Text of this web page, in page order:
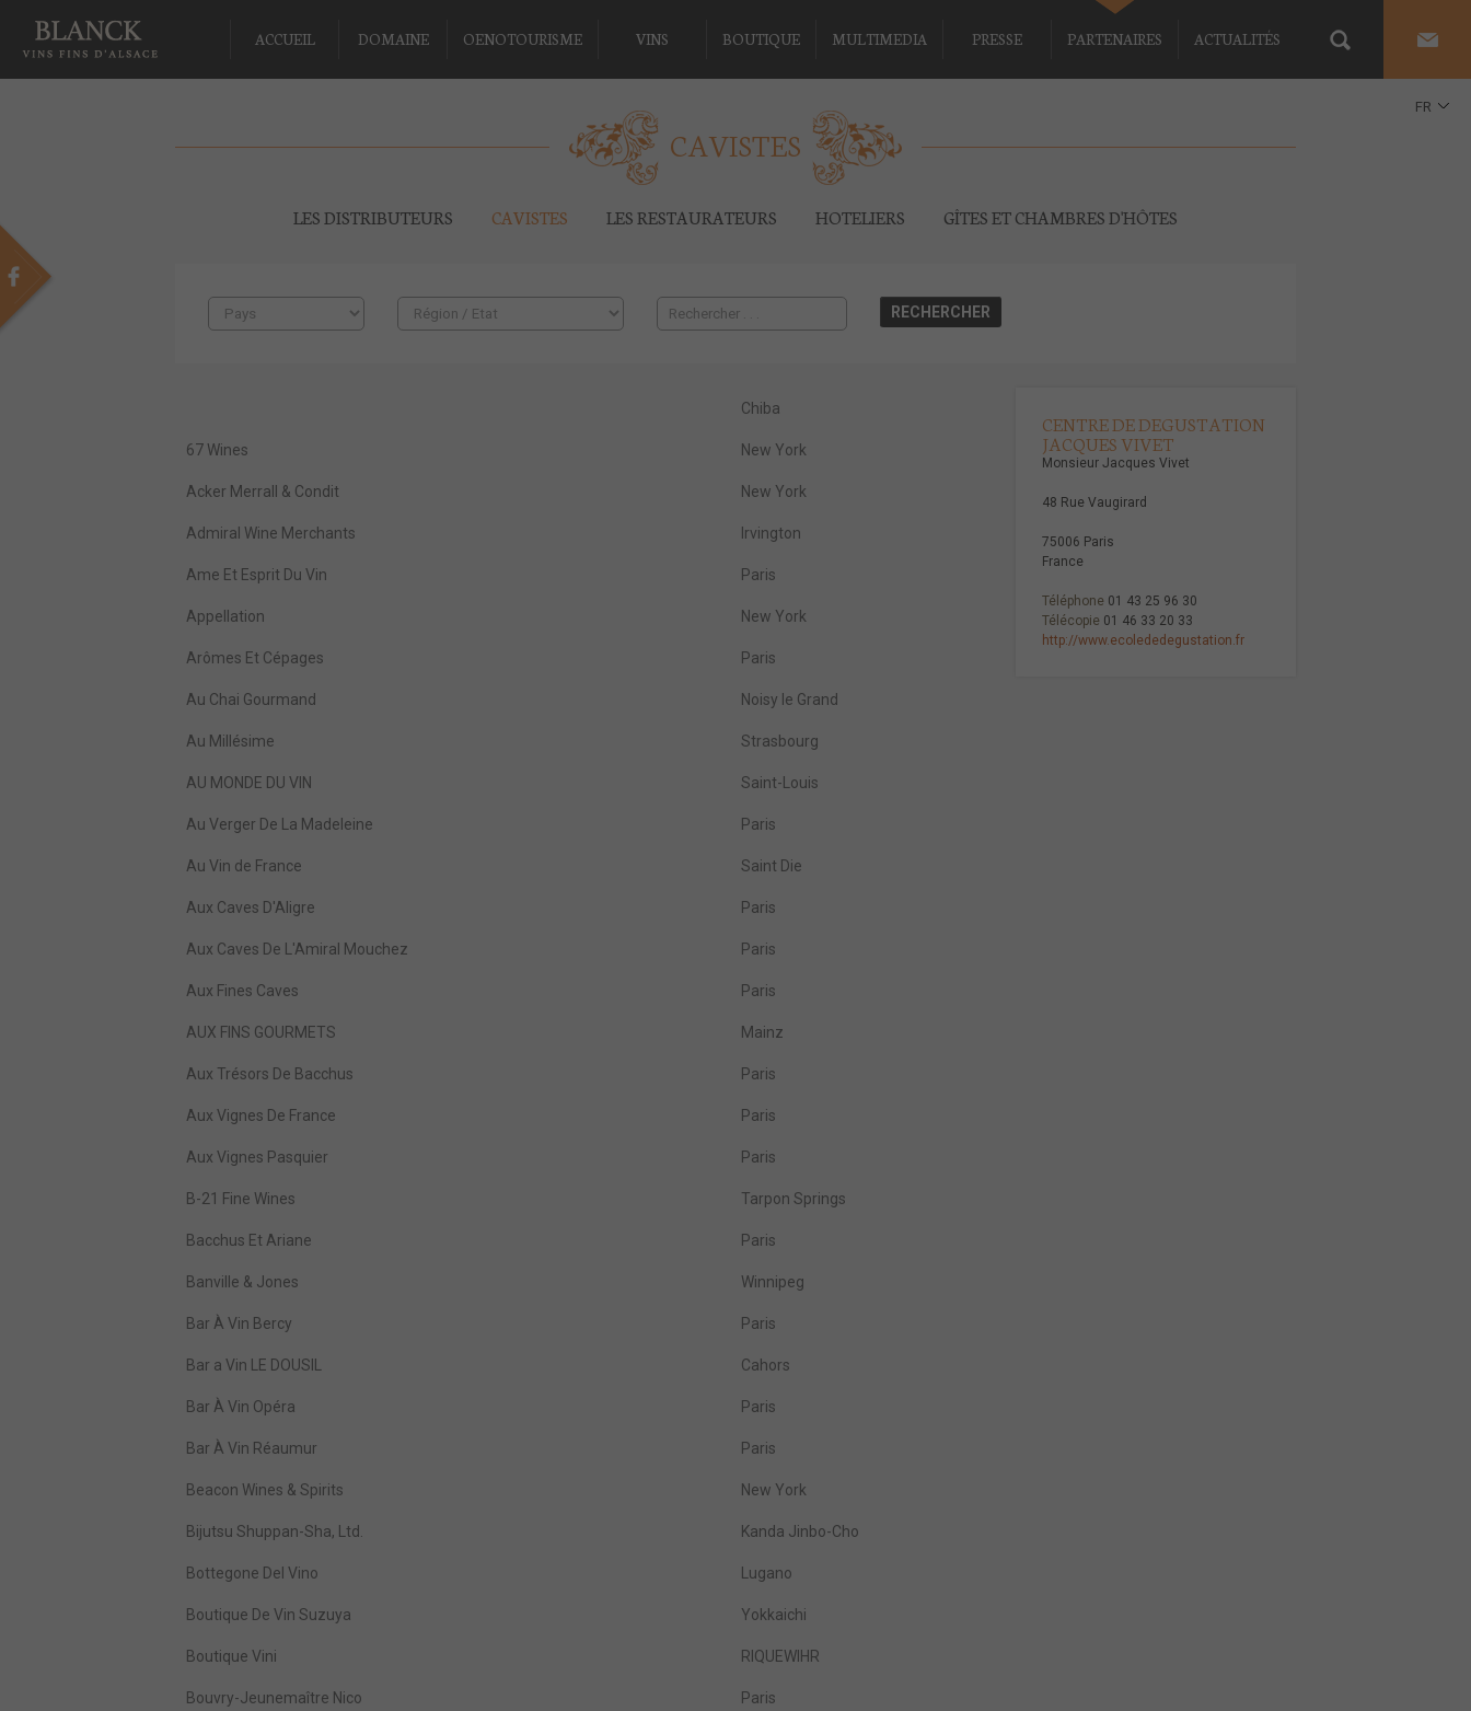
ACCUEIL DOMAINE OENOTOURISME VINS BOUTIQUE MULTIMEDIA PRESSE PARTENAIRES ACTUALITÉS
FR
CAVISTES
LES DISTRIBUTEURS CAVISTES LES RESTAURATEURS HOTELIERS GÎTES ET CHAMBRES D'HÔTES
CENTRE DE DEGUSTATION
JACQUES VIVET
Monsieur Jacques Vivet
48 Rue Vaugirard
75006 Paris
France
Téléphone 01 43 25 96 30
Télécopie 01 46 33 20 33
http://www.ecolededegustation.fr
Chiba
67 Wines New York
Acker Merrall & Condit New York
Admiral Wine Merchants Irvington
Ame Et Esprit Du Vin Paris
Appellation New York
Arômes Et Cépages Paris
Au Chai Gourmand Noisy le Grand
Au Millésime Strasbourg
AU MONDE DU VIN Saint-Louis
Au Verger De La Madeleine Paris
Au Vin de France Saint Die
Aux Caves D'Aligre Paris
Aux Caves De L'Amiral Mouchez Paris
Aux Fines Caves Paris
AUX FINS GOURMETS Mainz
Aux Trésors De Bacchus Paris
Aux Vignes De France Paris
Aux Vignes Pasquier Paris
B-21 Fine Wines Tarpon Springs
Bacchus Et Ariane Paris
Banville & Jones Winnipeg
Bar À Vin Bercy Paris
Bar a Vin LE DOUSIL Cahors
Bar À Vin Opéra Paris
Bar À Vin Réaumur Paris
Beacon Wines & Spirits New York
Bijutsu Shuppan-Sha, Ltd. Kanda Jinbo-Cho
Bottegone Del Vino Lugano
Boutique De Vin Suzuya Yokkaichi
Boutique Vini RIQUEWIHR
Bouvry-Jeunemaître Nico Paris